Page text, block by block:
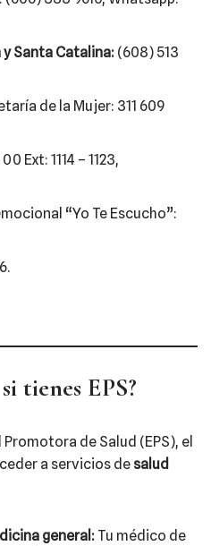
Santa Catalina: (608) 513
de la Mujer: 311 609
Ext: 1114 – 1123,
“Yo Te Escucho”:
tienes EPS?
de Salud (EPS), el
a servicios de salud
general: Tu médico de